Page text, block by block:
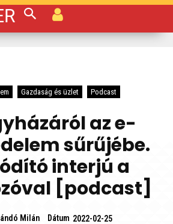
Gazdaság és üzlet Podcast
az e-
sűrűjébe.
interjú a
[podcast]
Milán Dátum 2022-02-25